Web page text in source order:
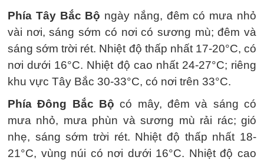
Phía Tây Bắc Bộ ngày nắng, đêm có mưa nhỏ
vài nơi, sáng sớm có nơi có sương mù; đêm và
sáng sớm trời rét. Nhiệt độ thấp nhất 17-20°C, có
nơi dưới 16°C. Nhiệt độ cao nhất 24-27°C; riêng
khu vực Tây Bắc 30-33°C, có nơi trên 33°C.
Phía Đông Bắc Bộ có mây, đêm và sáng có
mưa nhỏ, mưa phùn và sương mù rải rác; gió
nhẹ, sáng sớm trời rét. Nhiệt độ thấp nhất 18-
21°C, vùng núi có nơi dưới 16°C. Nhiệt độ cao